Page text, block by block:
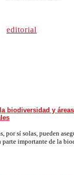
editorial
biodiversidad y
por sí solas, pueden
parte importante de la